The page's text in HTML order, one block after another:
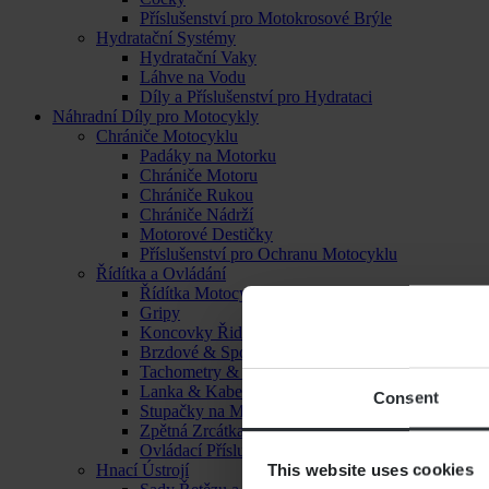
Consent
This website uses cookies
Příslušenství pro Motokrosové Brýle
Hydratační Systémy
Hydratační Vaky
Láhve na Vodu
Díly a Příslušenství pro Hydrataci
Náhradní Díly pro Motocykly
Chrániče Motocyklu
Padáky na Motorku
Chrániče Motoru
Chrániče Rukou
Chrániče Nádrží
Motorové Destičky
Příslušenství pro Ochranu Motocyklu
Řídítka a Ovládání
Řídítka Motocyklu
Gripy
Koncovky Řidítek
Brzdové & Spojkové Páčky
Tachometry & Hodiny
Lanka & Kabely
Stupačky na Motorku
Zpětná Zrcátka
Ovládací Příslušenství
Hnací Ústrojí